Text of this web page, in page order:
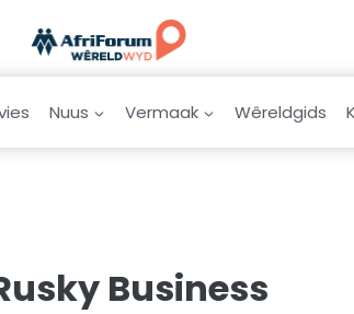
Nuus Vermaak Wêreldgids
Business